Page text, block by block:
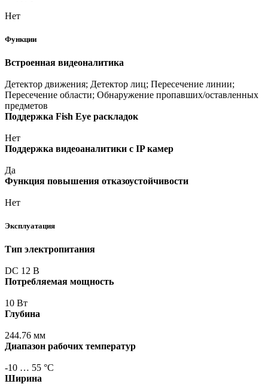
Нет
Функции
Встроенная видеоналитика
Детектор движения; Детектор лиц; Пересечение линии;
Пересечение области; Обнаружение пропавших/оставленных
предметов
Поддержка Fish Eye раскладок
Нет
Поддержка видеоаналитики с IP камер
Да
Функция повышения отказоустойчивости
Нет
Эксплуатация
Тип электропитания
DC 12 В
Потребляемая мощность
10 Вт
Глубина
244.76 мм
Диапазон рабочих температур
-10 … 55 °С
Ширина